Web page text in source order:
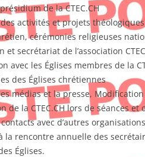
de la CTEC.CH
activités et projets
cérémonies religieuses
secrétariat de l’association
avec les Églises membres de la
des Églises chrétiennes
médias et la presse,
de la CTEC.CH lors de séances
avec d’autres
la rencontre annuelle des
Églises.